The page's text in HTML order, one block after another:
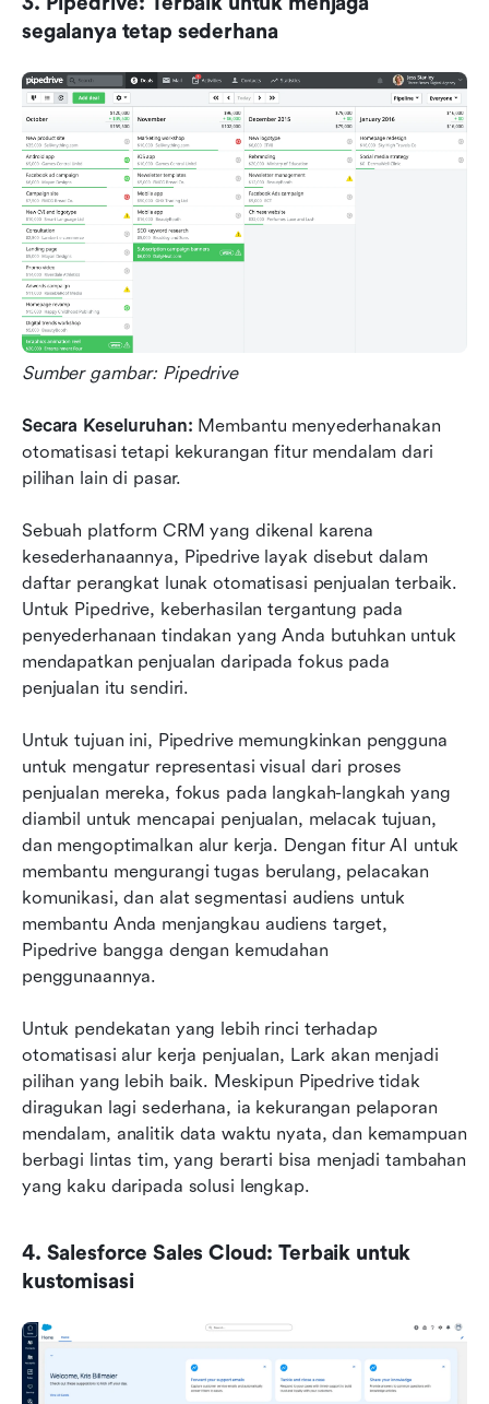
segalanya tetap sederhana
Sumber gambar: Pipedrive
Secara Keseluruhan: Membantu menyederhanakan
otomatisasi tetapi kekurangan fitur mendalam dari
pilihan lain di pasar.
Sebuah platform CRM yang dikenal karena
kesederhanaannya, Pipedrive layak disebut dalam
daftar perangkat lunak otomatisasi penjualan terbaik.
Untuk Pipedrive, keberhasilan tergantung pada
penyederhanaan tindakan yang Anda butuhkan untuk
mendapatkan penjualan daripada fokus pada
penjualan itu sendiri.
Untuk tujuan ini, Pipedrive memungkinkan pengguna
untuk mengatur representasi visual dari proses
penjualan mereka, fokus pada langkah-langkah yang
diambil untuk mencapai penjualan, melacak tujuan,
dan mengoptimalkan alur kerja. Dengan fitur AI untuk
membantu mengurangi tugas berulang, pelacakan
komunikasi, dan alat segmentasi audiens untuk
membantu Anda menjangkau audiens target,
Pipedrive bangga dengan kemudahan
penggunaannya.
Untuk pendekatan yang lebih rinci terhadap
otomatisasi alur kerja penjualan, Lark akan menjadi
pilihan yang lebih baik. Meskipun Pipedrive tidak
diragukan lagi sederhana, ia kekurangan pelaporan
mendalam, analitik data waktu nyata, dan kemampuan
berbagi lintas tim, yang berarti bisa menjadi tambahan
yang kaku daripada solusi lengkap.
4. Salesforce Sales Cloud: Terbaik untuk
kustomisasi